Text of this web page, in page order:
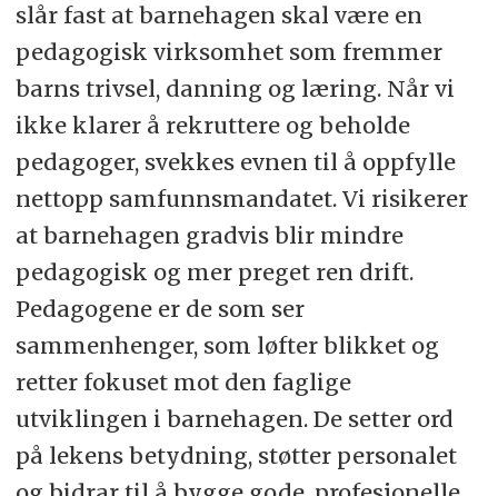
slår fast at barnehagen skal være en
pedagogisk virksomhet som fremmer
barns trivsel, danning og læring. Når vi
ikke klarer å rekruttere og beholde
pedagoger, svekkes evnen til å oppfylle
nettopp samfunnsmandatet. Vi risikerer
at barnehagen gradvis blir mindre
pedagogisk og mer preget ren drift.
Pedagogene er de som ser
sammenhenger, som løfter blikket og
retter fokuset mot den faglige
utviklingen i barnehagen. De setter ord
på lekens betydning, støtter personalet